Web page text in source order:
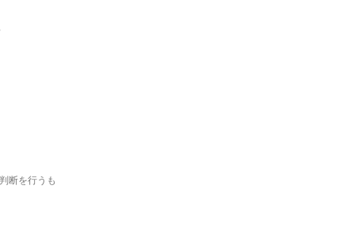
断を行うも